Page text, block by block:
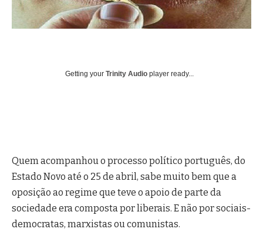
Getting your Trinity Audio player ready...
Quem acompanhou o processo político português, do
Estado Novo até o 25 de abril, sabe muito bem que a
oposição ao regime que teve o apoio de parte da
sociedade era composta por liberais. E não por sociais-
democratas, marxistas ou comunistas.